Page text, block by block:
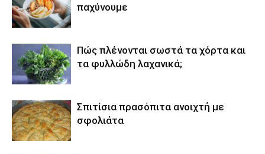
παχύνουμε
Πώς πλένονται σωστά τα χόρτα και
τα φυλλώδη λαχανικά;
Σπιτίσια πρασόπιτα ανοιχτή με
σφολιάτα